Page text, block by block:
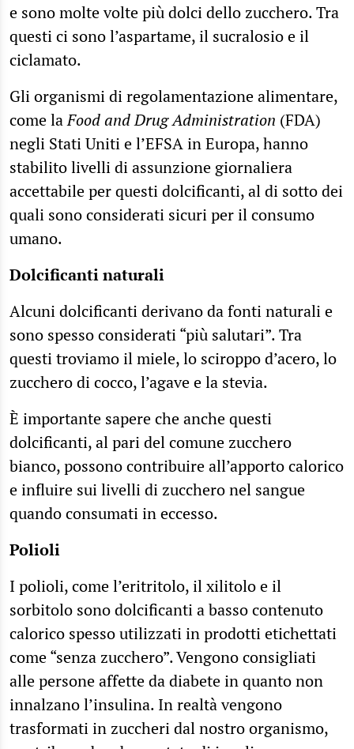
e sono molte volte più dolci dello zucchero. Tra
questi ci sono l’aspartame, il sucralosio e il
ciclamato.
Gli organismi di regolamentazione alimentare,
come laFood and Drug Administration (FDA)
negli Stati Uniti e l’EFSA in Europa, hanno
stabilito livelli di assunzione giornaliera
accettabile per questi dolcificanti, al di sotto dei
quali sono considerati sicuri per il consumo
umano.
Dolcificanti naturali
Alcuni dolcificanti derivano da fonti naturali e
sono spesso considerati “più salutari”. Tra
questi troviamo il miele, lo sciroppo d’acero, lo
zucchero di cocco, l’agave e la stevia.
È importante sapere che anche questi
dolcificanti, al pari del comune zucchero
bianco, possono contribuire all’apporto calorico
e influire sui livelli di zucchero nel sangue
quando consumati in eccesso.
Polioli
I polioli, come l’eritritolo, il xilitolo e il
sorbitolo sono dolcificanti a basso contenuto
calorico spesso utilizzati in prodotti etichettati
come “senza zucchero”. Vengono consigliati
alle persone affette da diabete in quanto non
innalzano l’insulina. In realtà vengono
trasformati in zuccheri dal nostro organismo,